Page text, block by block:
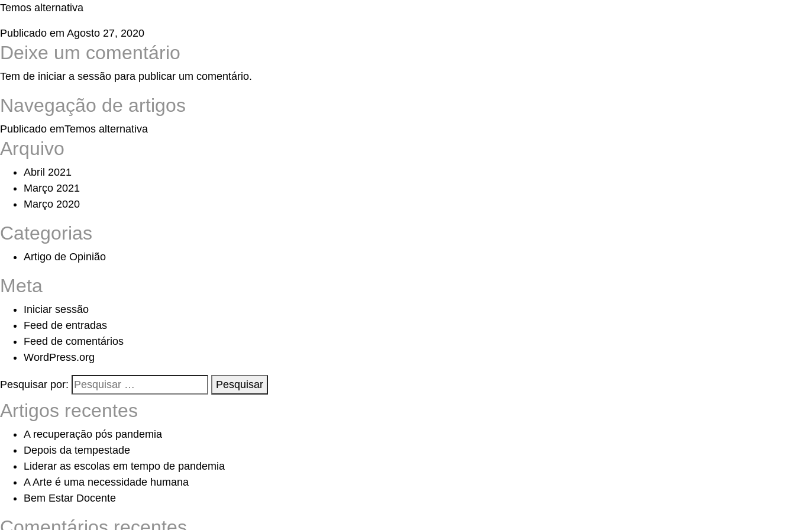
Temos alternativa
Publicado em Agosto 27, 2020
Deixe um comentário
Tem de iniciar a sessão para publicar um comentário.
Navegação de artigos
Publicado emTemos alternativa
Arquivo
Abril 2021
Março 2021
Março 2020
Categorias
Artigo de Opinião
Meta
Iniciar sessão
Feed de entradas
Feed de comentários
WordPress.org
Pesquisar por: Pesquisar
Artigos recentes
A recuperação pós pandemia
Depois da tempestade
Liderar as escolas em tempo de pandemia
A Arte é uma necessidade humana
Bem Estar Docente